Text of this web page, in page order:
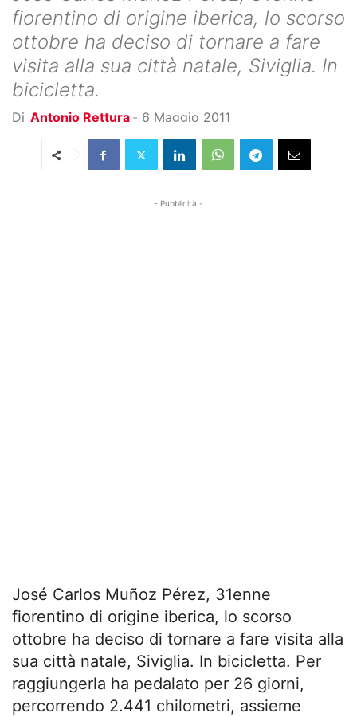
fiorentino di origine iberica, lo scorso
ottobre ha deciso di tornare a fare
visita alla sua città natale, Siviglia. In
bicicletta.
Di Antonio Rettura - 6 Maggio 2011
- Pubblicità -
José Carlos Muñoz Pérez, 31enne
fiorentino di origine iberica, lo scorso
ottobre ha deciso di tornare a fare visita alla
sua città natale, Siviglia. In bicicletta. Per
raggiungerla ha pedalato per 26 giorni,
percorrendo 2.441 chilometri, assieme